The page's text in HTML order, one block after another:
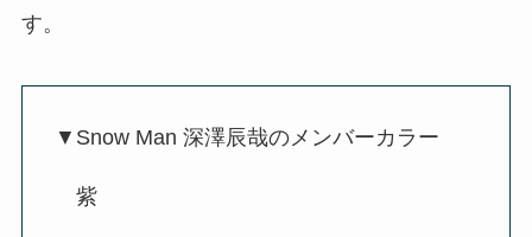
す。
▼Snow Man 深澤辰哉のメンバーカラー
紫